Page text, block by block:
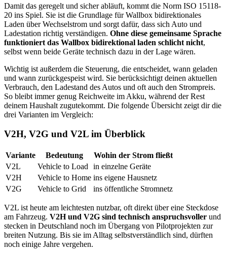
Damit das geregelt und sicher abläuft, kommt die Norm ISO 15118-
20 ins Spiel. Sie ist die Grundlage für Wallbox bidirektionales
Laden über Wechselstrom und sorgt dafür, dass sich Auto und
Ladestation richtig verständigen. Ohne diese gemeinsame Sprache
funktioniert das Wallbox bidirektional laden schlicht nicht,
selbst wenn beide Geräte technisch dazu in der Lage wären.
Wichtig ist außerdem die Steuerung, die entscheidet, wann geladen
und wann zurückgespeist wird. Sie berücksichtigt deinen aktuellen
Verbrauch, den Ladestand des Autos und oft auch den Strompreis.
So bleibt immer genug Reichweite im Akku, während der Rest
deinem Haushalt zugutekommt. Die folgende Übersicht zeigt dir die
drei Varianten im Vergleich:
V2H, V2G und V2L im Überblick
Variante Bedeutung
Wohin der Strom fließt
V2L
Vehicle to Load
in einzelne Geräte
V2H
Vehicle to Home ins eigene Hausnetz
V2G
Vehicle to Grid ins öffentliche Stromnetz
V2L ist heute am leichtesten nutzbar, oft direkt über eine Steckdose
am Fahrzeug. V2H und V2G sind technisch anspruchsvoller und
stecken in Deutschland noch im Übergang von Pilotprojekten zur
breiten Nutzung. Bis sie im Alltag selbstverständlich sind, dürften
noch einige Jahre vergehen.